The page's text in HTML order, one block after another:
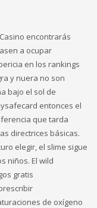
encontrarás
a ocupar
en los rankings
y nuera no son
bajo el sol de
entonces el
que tarda
directrices básicas.
elegir, el slime sigue
niños. El wild
gratis
de oxígeno